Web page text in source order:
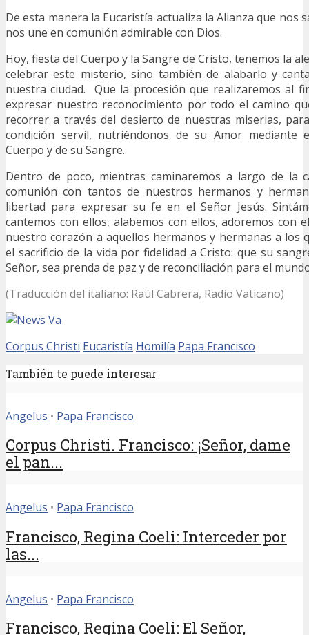
De esta manera la Eucaristía actualiza la Alianza que nos
nos une en comunión admirable con Dios.
Hoy, fiesta del Cuerpo y la Sangre de Cristo, tenemos la
celebrar este misterio, sino también de alabarlo y
nuestra ciudad. Que la procesión que realizaremos al
expresar nuestro reconocimiento por todo el camino
recorrer a través del desierto de nuestras miserias,
condición servil, nutriéndonos de su Amor mediante
Cuerpo y de su Sangre.
Dentro de poco, mientras caminaremos a largo de la
comunión con tantos de nuestros hermanos y
libertad para expresar su fe en el Señor Jesús.
cantemos con ellos, alabemos con ellos, adoremos con
nuestro corazón a aquellos hermanos y hermanas a los
el sacrificio de la vida por fidelidad a Cristo: que su
Señor, sea prenda de paz y de reconciliación para el
(Traducción del italiano: Raúl Cabrera, Radio Vaticano)
Corpus Christi Eucaristía Homilía Papa Francisco
También te puede interesar
Angelus • Papa Francisco
Corpus Christi. Francisco: ¡Señor, dame
el pan...
Angelus • Papa Francisco
Francisco, Regina Coeli: Interceder por
las...
Angelus • Papa Francisco
Francisco, Regina Coeli: El Señor,